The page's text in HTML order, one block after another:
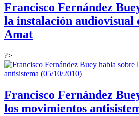
Francisco Fernández
la instalación audiovisual
Amat
?>
Francisco Fernández
los movimientos